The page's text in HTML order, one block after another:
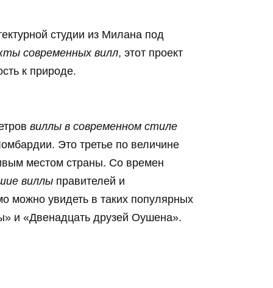
студии из Милана под
современных вилл, этот проект
к природе.
виллы в современном стиле
Это третье по величине
местом страны. Со времен
виллы правителей и
можно увидеть в таких популярных
и «Двенадцать друзей Оушена».